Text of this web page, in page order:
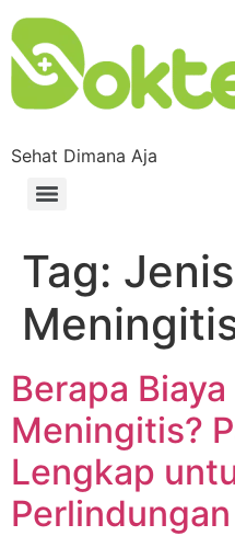
Sehat Dimana Aja
Tag:
Berapa
Meningitis?
Lengkap